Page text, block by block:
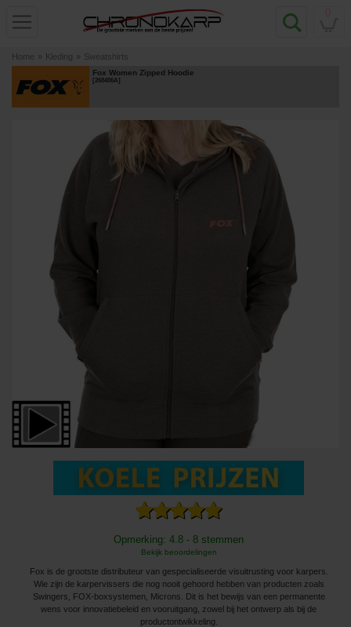
Home » Kleding » Sweatshirts
Fox Women Zipped Hoodie
[268406A]
Opmerking: 4.8 - 8 stemmen
Bekijk beoordelingen
Fox is de grootste distributeur van gespecialiseerde visuitrusting voor karpers.
Wie zijn de karpervissers die nog nooit gehoord hebben van producten zoals
Swingers, FOX-boxsystemen, Microns. Dit is het bewijs van een permanente
wens voor innovatiebeleid en vooruitgang, zowel bij het ontwerp als bij de
productontwikkeling.